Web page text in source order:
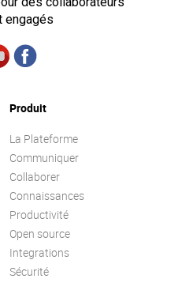
engagés
Produit
La Plateforme
Communiquer
Collaborer
Connaissances
Productivité
Open source
Integrations
Sécurité